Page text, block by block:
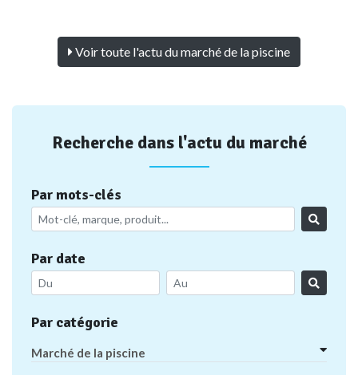
Voir toute l'actu du marché de la piscine
Recherche dans l'actu du marché
Par mots-clés
Par date
Par catégorie
Marché de la piscine